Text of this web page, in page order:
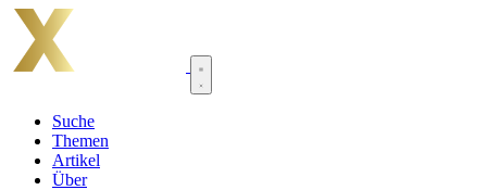
Suche
Themen
Artikel
Über